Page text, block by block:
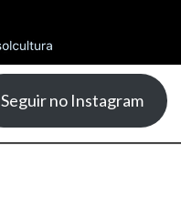
Seguir no Instagram